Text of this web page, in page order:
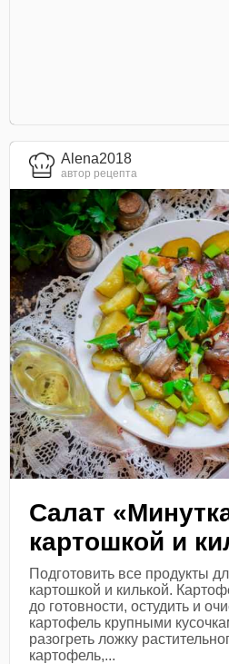
Alena2018
автор рецепта
Салат
картошкой и
Подготовить все продукты
картошкой и килькой.
до готовности, остудить и
картофель крупными
разогреть ложку
картофель,...